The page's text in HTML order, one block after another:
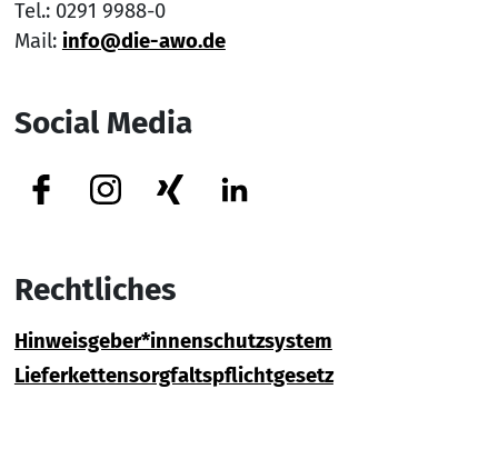
Tel.: 0291 9988-0
Mail: info@die-awo.de
Social Media
FacebookInstagramXing Linkedin
Rechtliches
Hinweisgeber*innenschutzsystem
Lieferkettensorgfaltspflichtgesetz